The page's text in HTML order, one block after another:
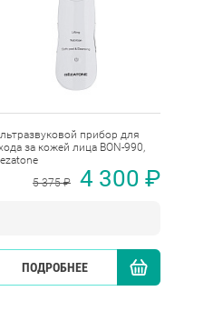
прибор для
за кожей лица BON-990,
5 375 ₽
4 300 ₽
ПОДРОБНЕЕ